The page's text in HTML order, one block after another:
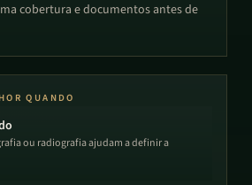
cobertura e documentos antes de
QUANDO
ou radiografia ajudam a definir a